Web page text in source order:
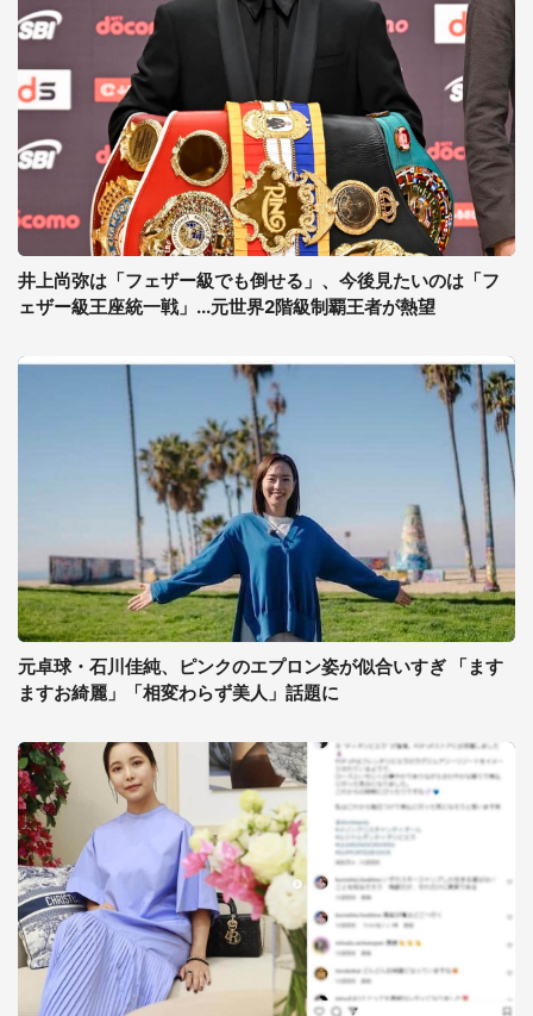
井上尚弥は「フェザー級でも倒せる」、今後見たいのは「フ
ェザー級王座統一戦」...元世界2階級制覇王者が熱望
元卓球・石川佳純、ピンクのエプロン姿が似合いすぎ 「ます
ますお綺麗」「相変わらず美人」話題に